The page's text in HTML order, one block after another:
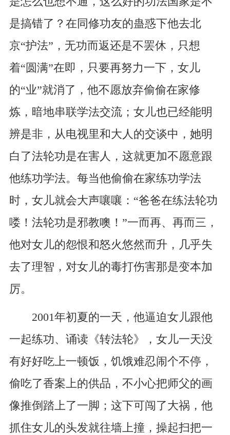
是搞错了？在同修功友的蛊惑下他去北
京“护法”，无功而返还是不罢休，只想
着“圆满”在即，只要再努力一下，女儿
的“业”就消了，他不愿放弃偷偷在家修
炼，暗地串联学法交流；女儿也已经能明
辨是非，从电视里和大人的交谈中，她明
白了法轮功是在害人，这就更加不愿意跟
他练功学法。每当他偷偷在家练功学法
时，女儿就会大声嚷嚷：“爸爸在练法轮功
喽！法轮功是邪教噢！”一而再、再而三，
他对女儿的怨恨和怒火悠然而升，几乎失
去了理智，对女儿的毒打伤害那是变本加
厉。
2001年初夏的一天，他逼迫女儿跟他
一起练功、诵读《转法轮》，女儿一天没
有好好吃上一顿饭，饥饿难忍闹个不停，
偷吃了香案上的供品，不小心把师父的画
像推倒踏上了一脚；这下可闯了大祸，他
抓住女儿的头发就往墙上撞，操起扫把一